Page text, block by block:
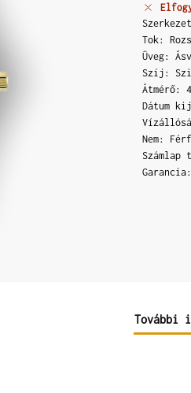
Tok:
Üveg:
Szíj:
Átmérő:
Dátum
Nem:
Számlap
További